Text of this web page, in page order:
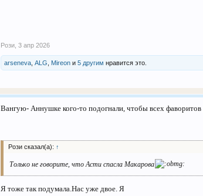
Рози 3 апр 2026
arseneva ,ALG Mireon и5 другим нравится это.
Вангую- Аннушке кого-то подогнали, чтобы всех фаворитов
Рози сказал(а): ↑
Только не говорите, что Асти спасла Макарова
Я тоже так подумала.Нас уже двое. Я